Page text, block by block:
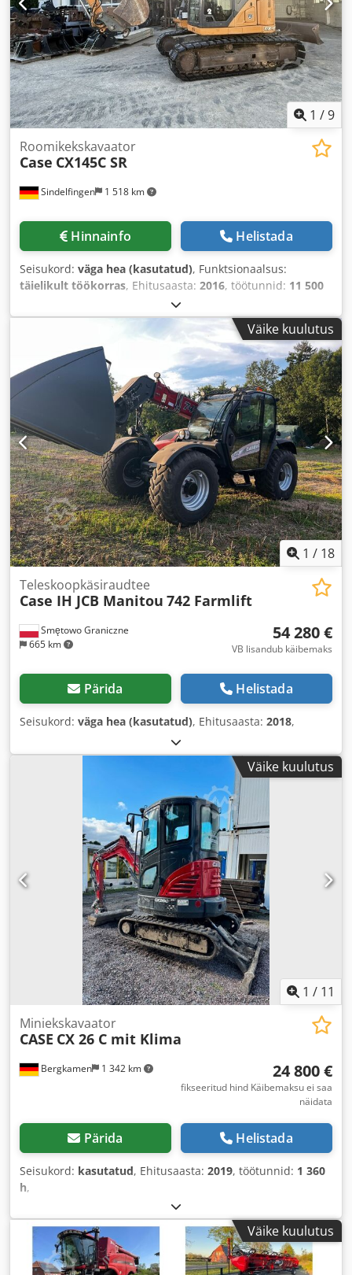
1 /9
Sindelfingen 1 518 km
Roomikekskavaator
Case CX145C SR
Hinnainfo Helistada
Seisukord: väga hea (kasutatud), Funktsionaalsus:
täielikult töökorras, Ehitusaasta: 2016, töötunnid: 11 500
Väike kuulutus
1 / 18
Smętowo Graniczne
665 km
Teleskoopkäsiraudtee
Case IH JCB Manitou 742 Farmlift
54 280 €
VB lisandub käibemaks
Pärida Helistada
Seisukord: väga hea (kasutatud), Ehitusaasta: 2018,
Väike kuulutus
1 / 11
Bergkamen 1 342 km
Miniekskavaator
CASE CX 26 C mit Klima
24 800 €
fikseeritud hind Käibemaksu ei saa
näidata
Pärida Helistada
Seisukord: kasutatud, Ehitusaasta: 2019, töötunnid: 1 360
h,
Väike kuulutus